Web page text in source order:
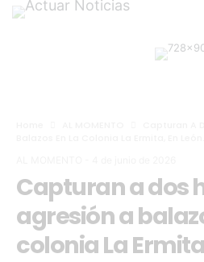
Capturan a dos
agresión a
colonia La